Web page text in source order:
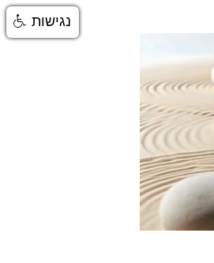
נגישות